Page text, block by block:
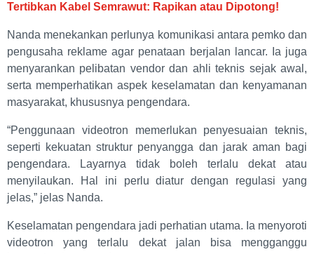
Tertibkan Kabel Semrawut: Rapikan atau Dipotong!
Nanda menekankan perlunya komunikasi antara pemko dan
pengusaha reklame agar penataan berjalan lancar. Ia juga
menyarankan pelibatan vendor dan ahli teknis sejak awal,
serta memperhatikan aspek keselamatan dan kenyamanan
masyarakat, khususnya pengendara.
“Penggunaan videotron memerlukan penyesuaian teknis,
seperti kekuatan struktur penyangga dan jarak aman bagi
pengendara. Layarnya tidak boleh terlalu dekat atau
menyilaukan. Hal ini perlu diatur dengan regulasi yang
jelas,” jelas Nanda.
Keselamatan pengendara jadi perhatian utama. Ia menyoroti
videotron yang terlalu dekat jalan bisa mengganggu